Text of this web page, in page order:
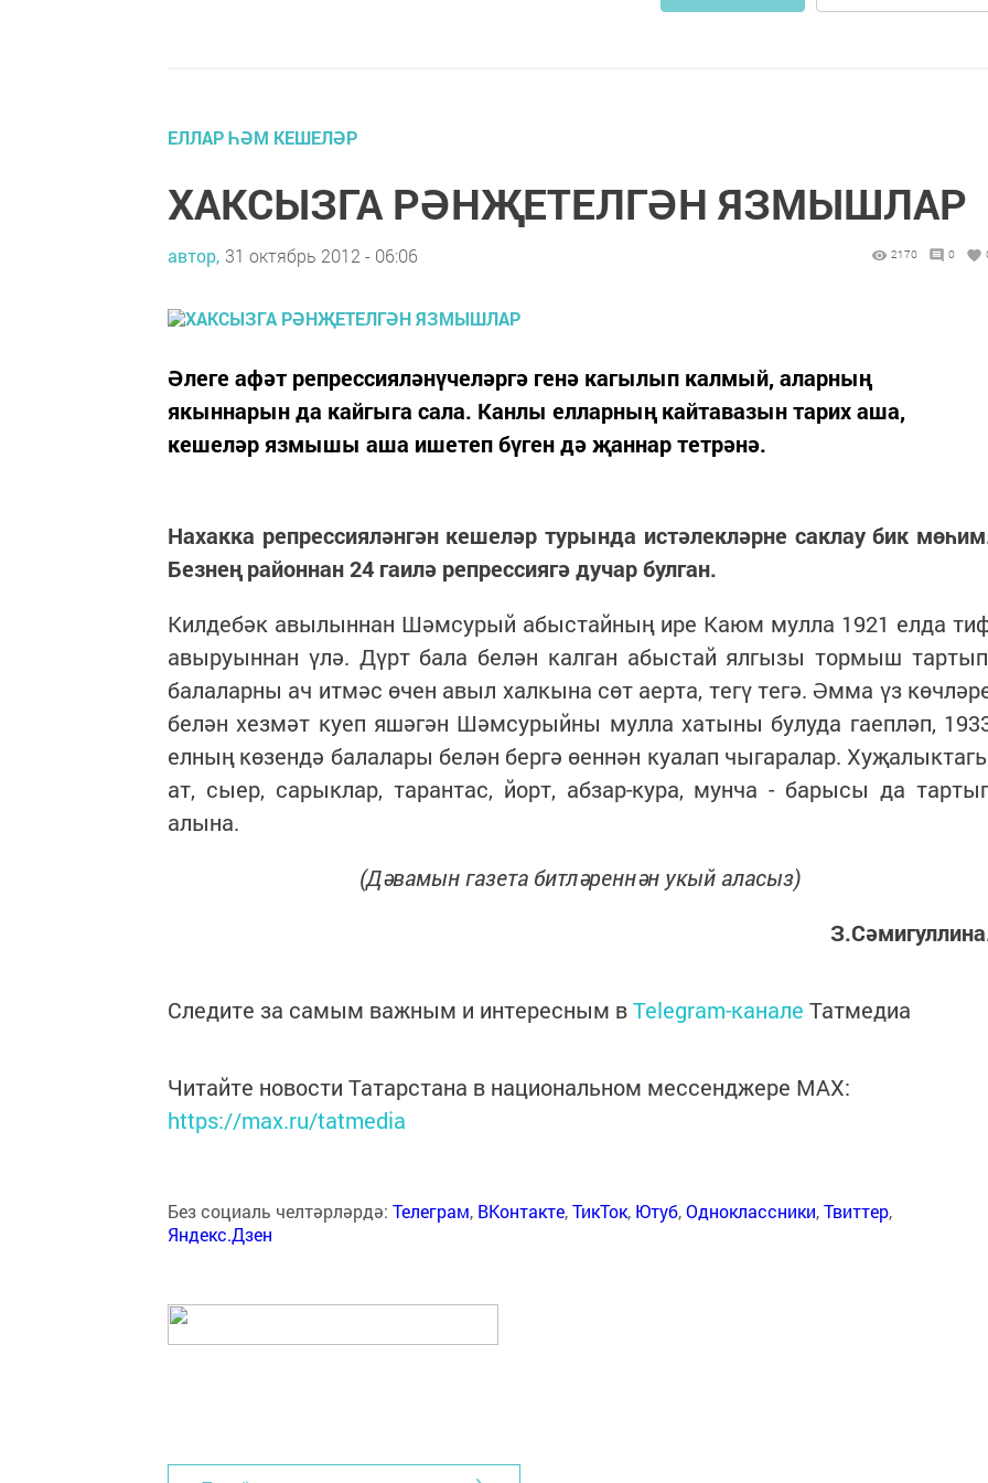
ЕЛЛАР ҺӘМ КЕШЕЛӘР
ХАКСЫЗГА РӘНҖЕТЕЛГӘН ЯЗМЫШЛАР
автор, 31 октябрь 2012 - 06:06 2170 0
Әлеге афәт репрес­сия­ләнүчеләргә генә кагылып калмый, аларның
якыннарын да кайгыга сала. Канлы елларның кайтавазын тарих аша,
кешеләр язмышы аша ишетеп бүген дә җан­нар тетрәнә.
Нахакка репрессияләнгән ке­­ше­ләр турында ис­тә­лек­ләрне саклау бик
Безнең район­нан 24 гаилә репрессиягә дучар булган.
Килдебәк авылыннан Шәмсурый абыстайның ире Каюм мулла 1921 елда
авыруыннан үлә. Дүрт бала белән калган абыстай ялгызы тормыш
балаларны ач итмәс өчен авыл халкына сөт аерта, тегү тегә. Әмма үз
белән хезмәт куеп яшәгән Шәмсурыйны мулла хатыны булуда гаепләп,
елның көзендә балалары белән бергә өеннән куалап чыгаралар.
ат, сыер, сарыклар, тарантас, йорт, абзар-кура, мунча - барысы да
алына.
(Дәвамын газета битләреннән укый аласыз)
Следите за самым важным и интересным вTelegram-канале Татмедиа
Читайте новости Татарстана в национальном мессенджере MАХ:
https://max.ru/tatmedia
Без социаль челтәрләрдә: Телеграм, ВКонтакте,ТикТок, Ютуб,Одноклассники,Твиттер,
Яндекс.Дзен